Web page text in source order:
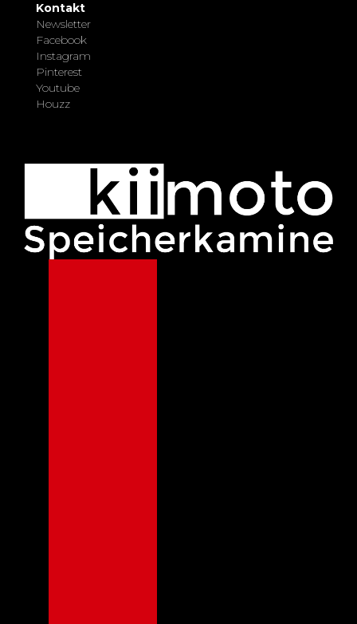
Kontakt
Newsletter
Facebook
Instagram
Pinterest
Youtube
Houzz